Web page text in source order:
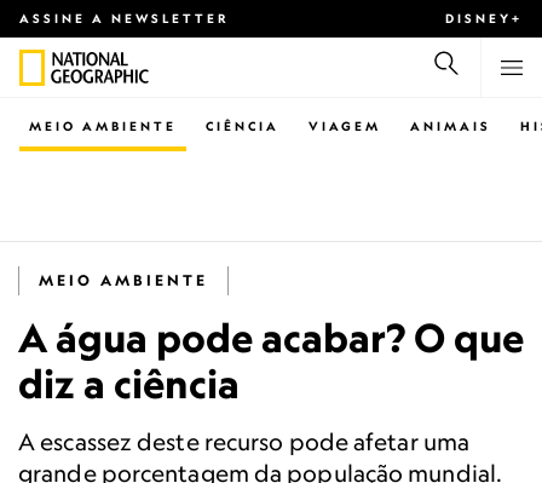
ASSINE A NEWSLETTER DISNEY+
CIÊNCIA VIAGEM ANIMAIS
MEIO AMBIENTE
MEIO AMBIENTE
A água pode acabar? O que
diz a ciência
A escassez deste recurso pode afetar uma
grande porcentagem da população mundial.